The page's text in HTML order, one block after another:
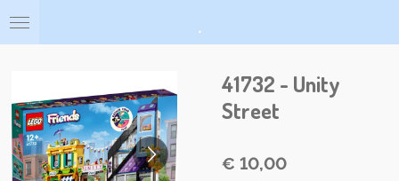
Ga
hoofdinhoud
.
41732 - Unity
Street
€ 10,00